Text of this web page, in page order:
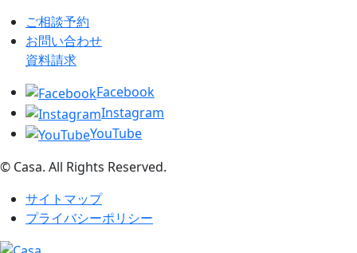
ご相談予約
お問い合わせ
資料請求
Facebook
Instagram
YouTube
© Casa. All Rights Reserved.
サイトマップ
プライバシーポリシー